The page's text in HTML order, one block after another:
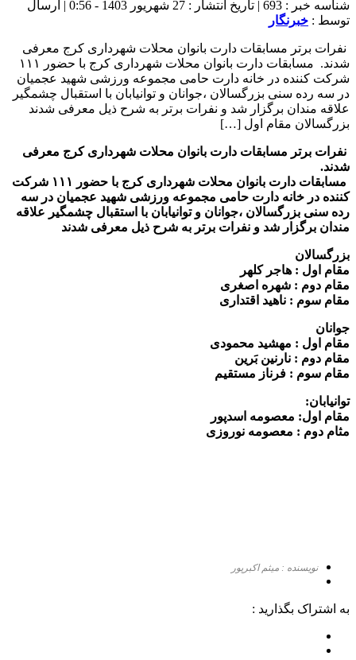
شناسه خبر : 693 | تاریخ انتشار : 27 شهریور 1403 - 0:56 | ارسال
توسط : خبرنگار
نفرات برتر مسابقات دارت بانوان محلات شهرداری کرج معرفی
شدند. مسابقات دارت بانوان محلات شهرداری کرج با حضور ۱۱۱
شرکت کننده در خانه دارت حامی مجموعه ورزشی شهيد عجمیان
در سه رده سنی بزرگسالان ،جوانان و توانیابان با استقبال چشمگیر
علاقه مندان برگزار شد و نفرات برتر به شرح ذیل معرفی شدند
بزرگسالان مقام اول […]
نفرات برتر مسابقات دارت بانوان محلات شهرداری کرج معرفی
شدند.
مسابقات دارت بانوان محلات شهرداری کرج با حضور ۱۱۱ شرکت
کننده در خانه دارت حامی مجموعه ورزشی شهيد عجمیان در سه
رده سنی بزرگسالان ،جوانان و توانیابان با استقبال چشمگیر علاقه
مندان برگزار شد و نفرات برتر به شرح ذیل معرفی شدند
بزرگسالان
مقام اول : هاجر کلهر
مقام دوم : شهره اصغری
مقام سوم : ناهید اقتداری
جوانان
مقام اول : مهشید محمودی
مقام دوم : نارنین بَرین
مقام سوم : فرناز مستقیم
توانیابان:
مقام اول: معصومه اسدپور
مثام دوم : معصومه نوروزی
نویسنده : میثم اکبرپور
به اشتراک بگذارید :